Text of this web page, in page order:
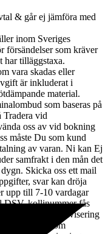
& går ej jämföra med
inom Sveriges
försändelser som kräver
har tilläggstaxa.
vara skadas eller
är inkluderat i
material.
som baseras på
Tradera vid
oss av vid bokning
måste Du som kund
av varan. Ni kan Ej
samfrakt i den mån det
Skicka oss ett mail
svar kan dröja
upp till 7-10 vardagar
DSV, kollinummer fås
traderaprofil då avisering
gods som